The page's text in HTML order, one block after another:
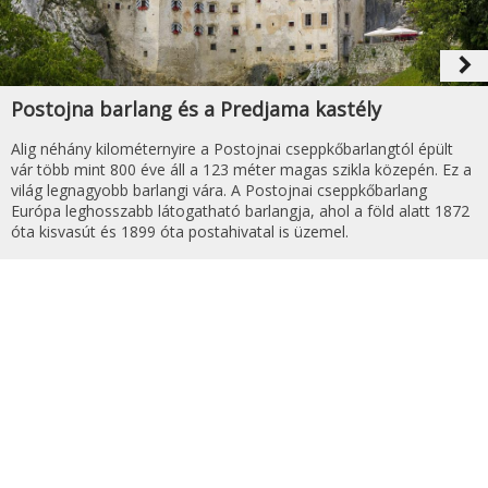
navigate_next
Postojna barlang és a Predjama kastély
Alig néhány kilométernyire a Postojnai cseppkőbarlangtól épült
vár több mint 800 éve áll a 123 méter magas szikla közepén. Ez a
világ legnagyobb barlangi vára. A Postojnai cseppkőbarlang
Európa leghosszabb látogatható barlangja, ahol a föld alatt 1872
óta kisvasút és 1899 óta postahivatal is üzemel.